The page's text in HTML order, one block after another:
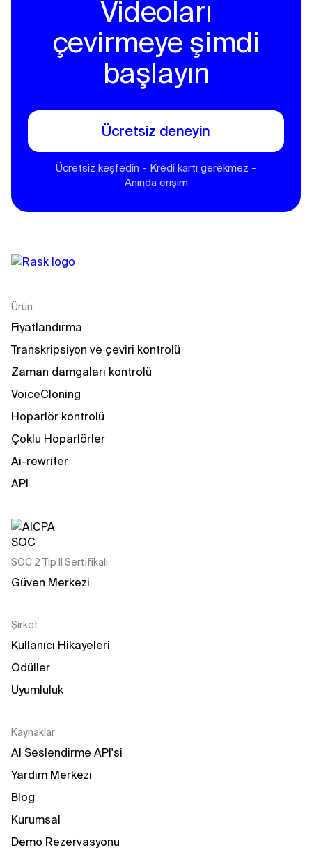
Videoları
çevirmeye şimdi
başlayın
Ücretsiz deneyin
Ücretsiz keşfedin - Kredi kartı gerekmez -
Anında erişim
Ürün
Fiyatlandırma
Transkripsiyon ve çeviri kontrolü
Zaman damgaları kontrolü
VoiceCloning
Hoparlör kontrolü
Çoklu Hoparlörler
Ai-rewriter
API
SOC 2 Tip II Sertifikalı
Güven Merkezi
Şirket
Kullanıcı Hikayeleri
Ödüller
Uyumluluk
Kaynaklar
AI Seslendirme API'si
Yardım Merkezi
Blog
Kurumsal
Demo Rezervasyonu